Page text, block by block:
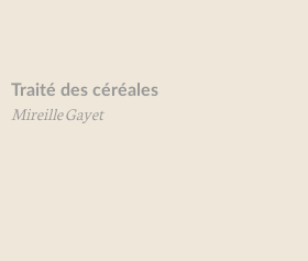
des céréales
Gayet